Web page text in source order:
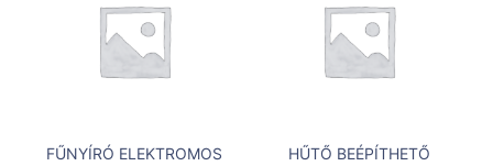
FŰNYÍRÓ ELEKTROMOS
HŰTŐ BEÉPÍTHETŐ